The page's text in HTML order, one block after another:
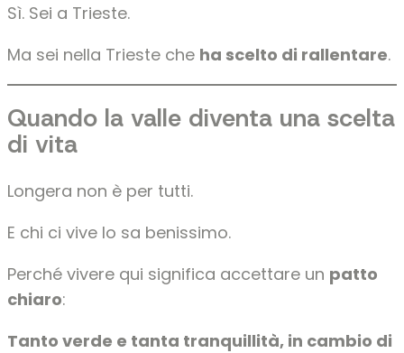
Sì. Sei a Trieste.
Ma sei nella Trieste che ha scelto di rallentare.
Quando la valle diventa una scelta
di vita
Longera non è per tutti.
E chi ci vive lo sa benissimo.
Perché vivere qui significa accettare un patto
chiaro:
Tanto verde e tanta tranquillità, in cambio di